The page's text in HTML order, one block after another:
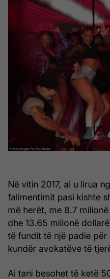
Në vitin 2017, ai u lirua
falimentimit pasi kishte
më herët, me 8.7
dhe 13.65 milionë
të fundit të një padie
kundër avokatëve të
Ai tani besohet të ketë